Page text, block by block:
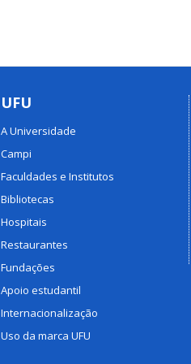
UFU
A Universidade
Campi
Faculdades e Institutos
Bibliotecas
Hospitais
Restaurantes
Fundações
Apoio estudantil
Internacionalização
Uso da marca UFU